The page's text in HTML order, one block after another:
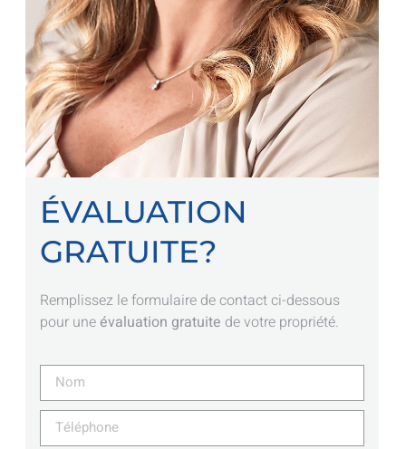
ÉVALUATION
GRATUITE?
Remplissez le formulaire de contact ci-dessous
pour uneévaluation gratuite de votre propriété.